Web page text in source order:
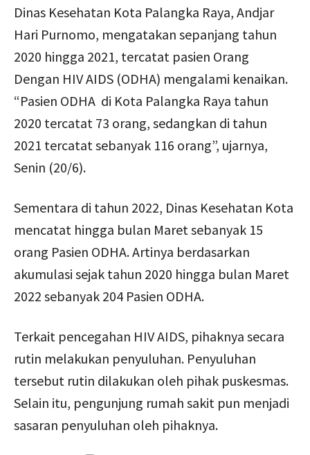
Dinas Kesehatan Kota Palangka Raya, Andjar
Hari Purnomo, mengatakan sepanjang tahun
2020 hingga 2021, tercatat pasien Orang
Dengan HIV AIDS (ODHA) mengalami kenaikan.
“Pasien ODHA di Kota Palangka Raya tahun
2020 tercatat 73 orang, sedangkan di tahun
2021 tercatat sebanyak 116 orang”, ujarnya,
Senin (20/6).
Sementara di tahun 2022, Dinas Kesehatan Kota
mencatat hingga bulan Maret sebanyak 15
orang Pasien ODHA. Artinya berdasarkan
akumulasi sejak tahun 2020 hingga bulan Maret
2022 sebanyak 204 Pasien ODHA.
Terkait pencegahan HIV AIDS, pihaknya secara
rutin melakukan penyuluhan. Penyuluhan
tersebut rutin dilakukan oleh pihak puskesmas.
Selain itu, pengunjung rumah sakit pun menjadi
sasaran penyuluhan oleh pihaknya.